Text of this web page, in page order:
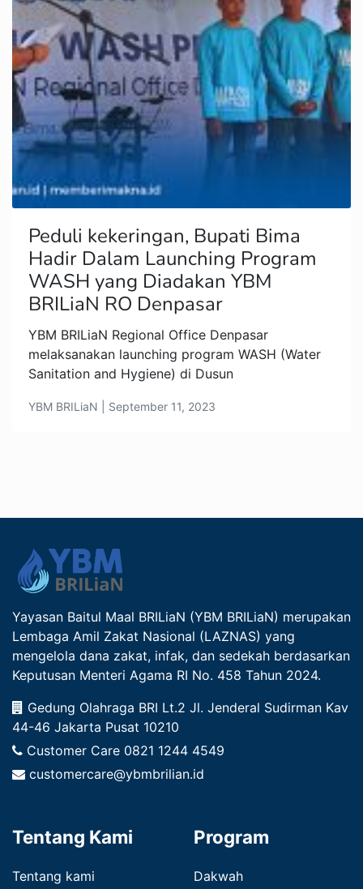
Peduli kekeringan, Bupati Bima
Hadir Dalam Launching Program
WASH yang Diadakan YBM
BRILiaN RO Denpasar
YBM BRILiaN Regional Office Denpasar
melaksanakan launching program WASH (Water
Sanitation and Hygiene) di Dusun
YBM BRILiaN | September 11, 2023
Yayasan Baitul Maal BRILiaN (YBM BRILiaN) merupakan
Lembaga Amil Zakat Nasional (LAZNAS) yang
mengelola dana zakat, infak, dan sedekah berdasarkan
Keputusan Menteri Agama RI No. 458 Tahun 2024.
Gedung Olahraga BRI Lt.2 Jl. Jenderal Sudirman Kav
44-46 Jakarta Pusat 10210
Customer Care 0821 1244 4549
customercare@ybmbrilian.id
Tentang Kami
Tentang kami
Program
Dakwah